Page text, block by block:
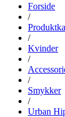
Forside
/
/
Kvinder
/
/
Smykker
/
Urban